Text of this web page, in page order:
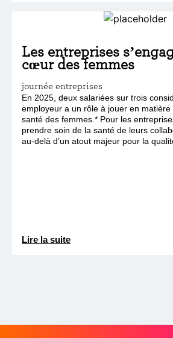
Les entreprises
cœur des femmes
journée entreprises
En 2025, deux salariées sur trois
employeur a un rôle à jouer en
santé des femmes.* Pour les
prendre soin de la santé de leurs
au-delà d’un atout majeur pour la
Lire la suite